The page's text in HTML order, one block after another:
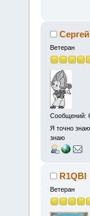
Ветеран
Сообщений:
Я точно
знаю
R1QBI
Ветеран